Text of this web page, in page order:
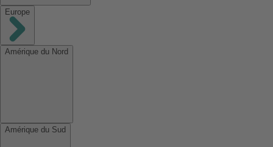
Europe
Amérique du Nord
Amérique du Sud